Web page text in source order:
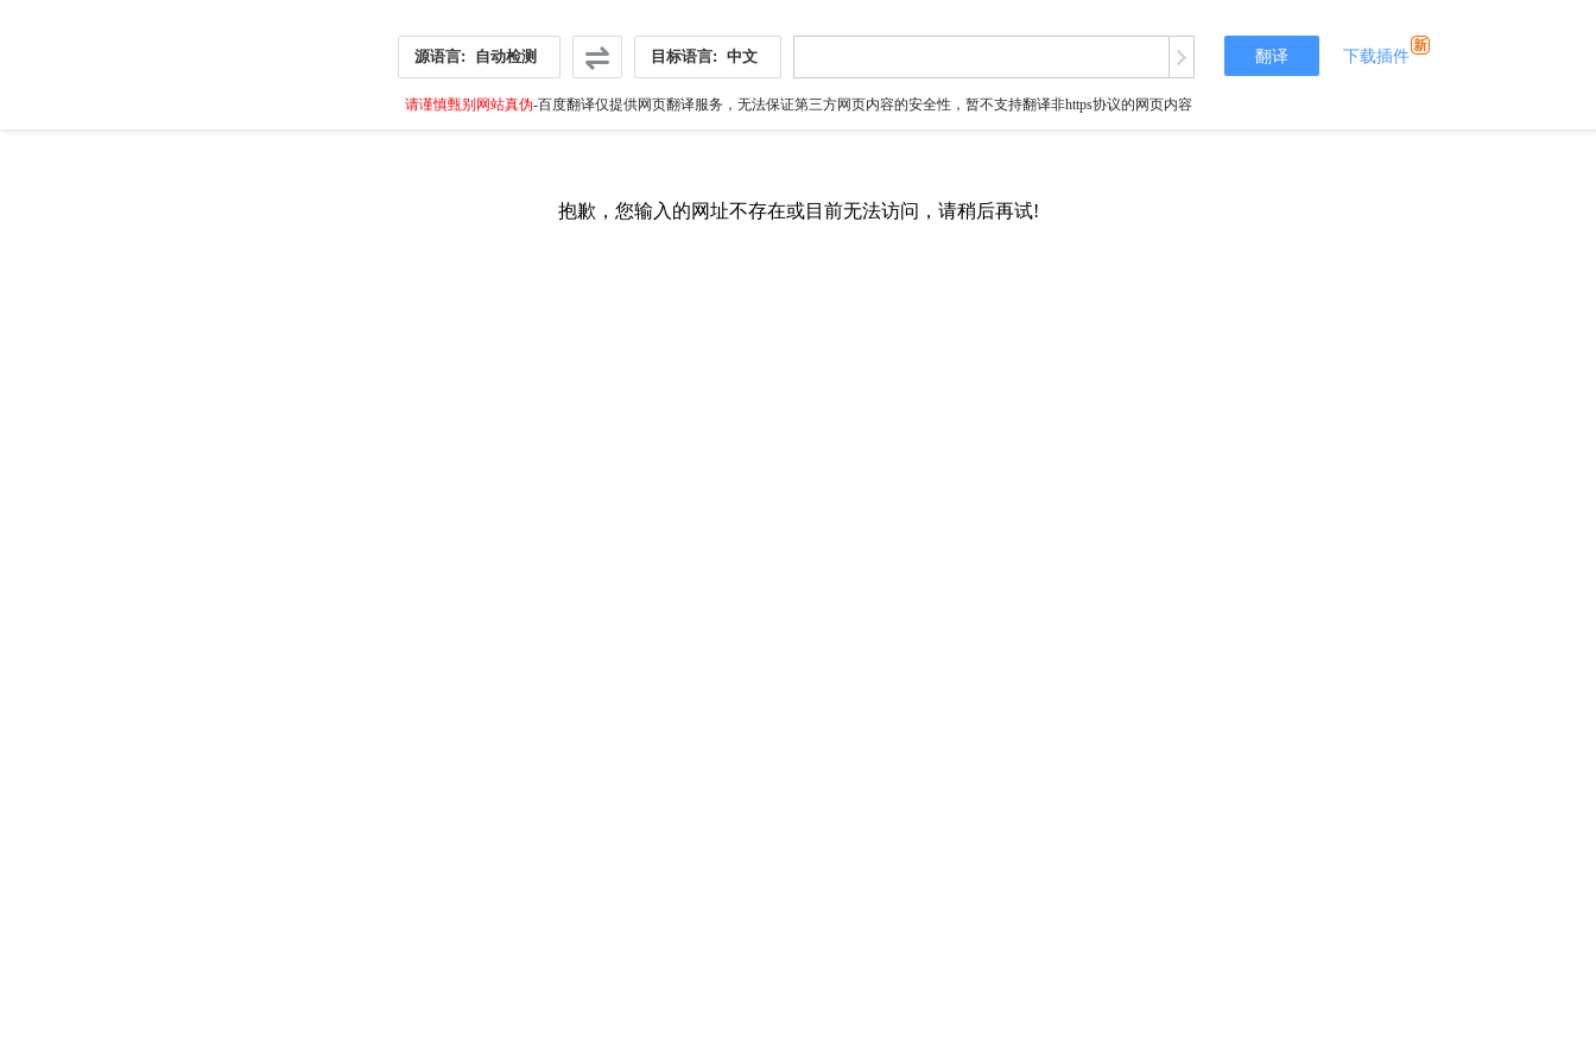
源语言: 自动检测 目标语言: 中文 翻译 下载插件
请谨慎甄别网站真伪-百度翻译仅提供网页翻译服务，无法保证第三方网页内容的安全性，暂不支持翻译非https协议的网页内容